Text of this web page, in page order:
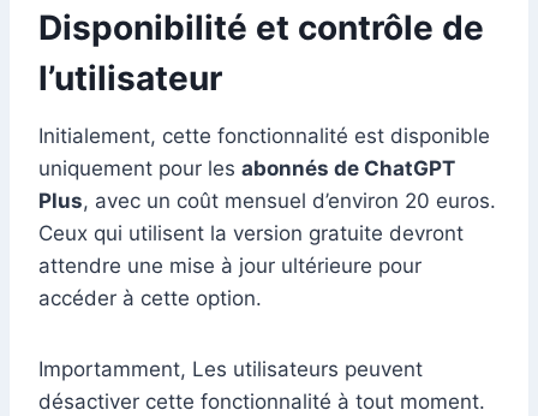
Disponibilité et contrôle de
l’utilisateur
Initialement, cette fonctionnalité est disponible
uniquement pour les abonnés de ChatGPT
Plus, avec un coût mensuel d’environ 20 euros.
Ceux qui utilisent la version gratuite devront
attendre une mise à jour ultérieure pour
accéder à cette option.
Importamment, Les utilisateurs peuvent
désactiver cette fonctionnalité à tout moment.